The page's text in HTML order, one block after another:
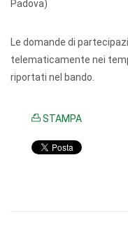
Padova)
Le domande di
telematicamente nei
riportati nel bando.
STAMPA